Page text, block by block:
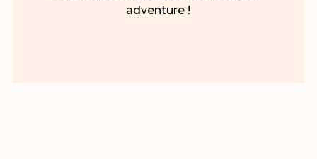
adventure !